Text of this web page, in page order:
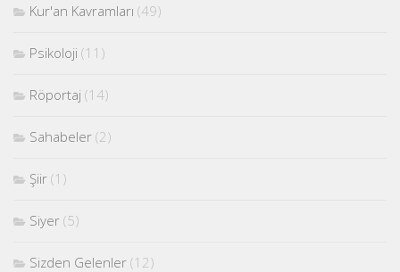
Kur'an Kavramları (49)
Psikoloji (11)
Röportaj (14)
Sahabeler (2)
Şiir (1)
Siyer (5)
Sizden Gelenler (12)